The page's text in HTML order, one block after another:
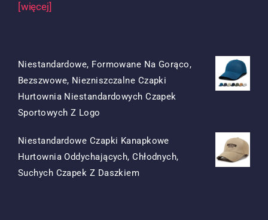
[więcej]
Niestandardowe, Formowane Na Gorąco,
Bezszwowe, Niezniszczalne Czapki
Hurtownia Niestandardowych Czapek
Sportowych Z Logo
Była:
$15.50.
To:
$7.50.
Niestandardowe Czapki Kanapkowe
Hurtownia Oddychających, Chłodnych,
Suchych Czapek Z DaszkiemOryginalna
Obecna